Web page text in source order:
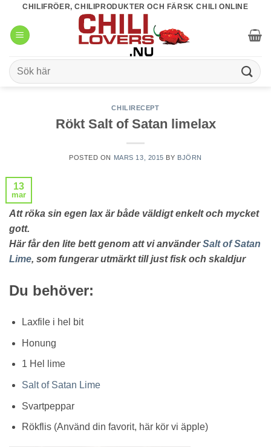
content
CHILIFRÖER, CHILIPRODUKTER OCH FÄRSK CHILI ONLINE
Sök
efter:
CHILIRECEPT
Rökt Salt of Satan limelax
POSTED ON MARS 13, 2015 BY BJÖRN
13
mar
Att röka sin egen lax är både väldigt enkelt och mycket
gott.
Här får den lite bett genom att vi använderSalt of Satan
Lime, som fungerar utmärkt till just fisk och skaldjur
Du behöver:
Laxfile i hel bit
Honung
1 Hel lime
Salt of Satan Lime
Svartpeppar
Rökflis (Använd din favorit, här kör vi äpple)